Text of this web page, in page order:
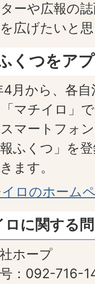
ーや広報の
広げたいと
くつをア
4月から、各
マチイロ」
マートフォ
ふくつ」を
ます。
ロのホーム
ロに関する
ホープ
：092-716-